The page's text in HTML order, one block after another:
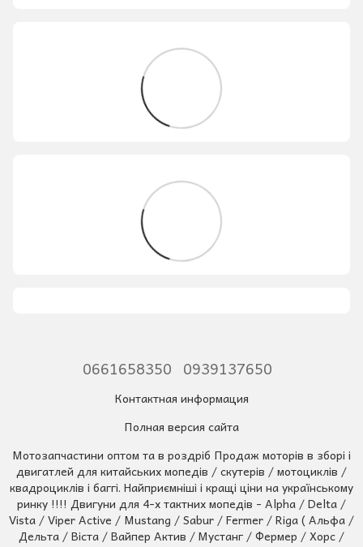
0661658350 0939137650
Контактная информация
Полная версия сайта
Мотозапчастини оптом та в роздріб Продаж моторів в зборі і
двигатлей для китайських мопедів / скутерів / мотоциклів /
квадроциклів і баггі. Найприємніші і кращі ціни на українському
ринку !!!! Двигуни для 4-х тактних мопедів - Alpha / Delta /
Vista / Viper Active / Mustang / Sabur / Fermer / Riga ( Альфа /
Дельта / Віста / Вайпер Актив / Мустанг / Фермер / Хорс /